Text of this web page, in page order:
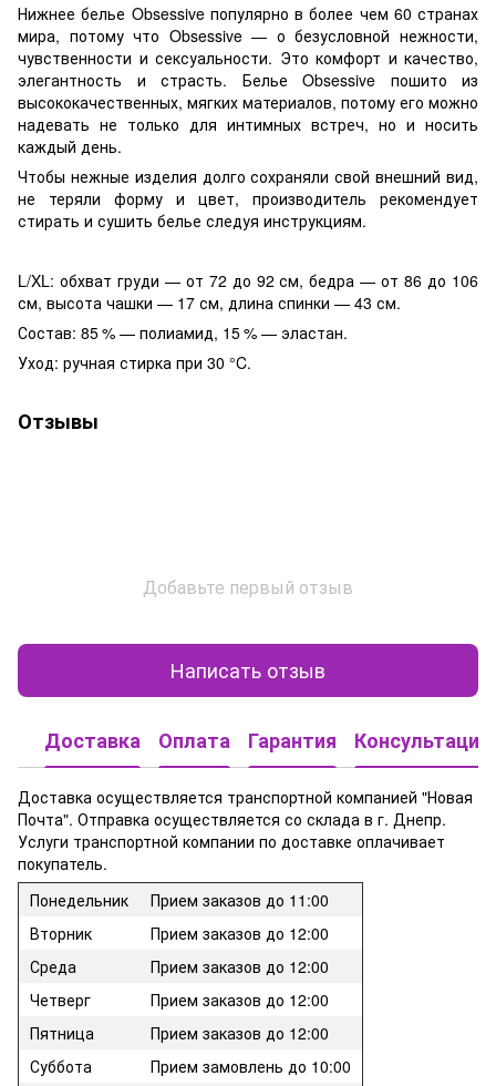
Нижнее белье Obsessive популярно в более чем 60 странах
мира, потому что Obsessive — о безусловной нежности,
чувственности и сексуальности. Это комфорт и качество,
элегантность и страсть. Белье Obsessive пошито из
высококачественных, мягких материалов, потому его можно
надевать не только для интимных встреч, но и носить
каждый день.
Чтобы нежные изделия долго сохраняли свой внешний вид,
не теряли форму и цвет, производитель рекомендует
стирать и сушить белье следуя инструкциям.
L/XL: обхват груди — от 72 до 92 см, бедра — от 86 до 106
см, высота чашки — 17 см, длина спинки — 43 см.
Состав: 85 % — полиамид, 15 % — эластан.
Уход: ручная стирка при 30 °C.
Отзывы
Добавьте первый отзыв
Написать отзыв
Доставка Оплата Гарантия Консультация
Доставка осуществляется транспортной компанией "Новая
Почта". Отправка осуществляется со склада в г. Днепр.
Услуги транспортной компании по доставке оплачивает
покупатель.
Понедельник
Прием заказов до 11:00
Вторник
Прием заказов до 12:00
Среда
Прием заказов до 12:00
Четверг
Прием заказов до 12:00
Пятница
Прием заказов до 12:00
Суббота
Прием замовлень до 10:00